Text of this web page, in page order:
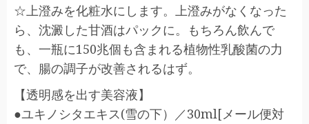
☆上澄みを化粧水にします。上澄みがなくなった
ら、沈澱した甘酒はパックに。もちろん飲んで
も、一瓶に150兆個も含まれる植物性乳酸菌の力
で、腸の調子が改善されるはず。
【透明感を出す美容液】
●ユキノシタエキス(雪の下）／30ml[メール便対